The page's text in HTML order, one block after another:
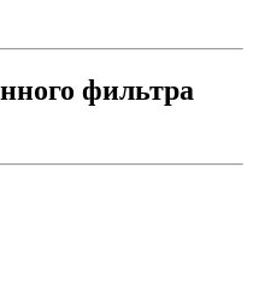
фильтра